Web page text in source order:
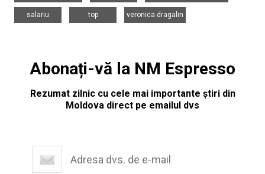
salariu
top
veronica dragalin
Abonați-vă la NM Espresso
Rezumat zilnic cu cele mai importante știri din
Moldova direct pe emailul dvs